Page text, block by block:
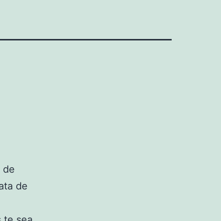
de
de